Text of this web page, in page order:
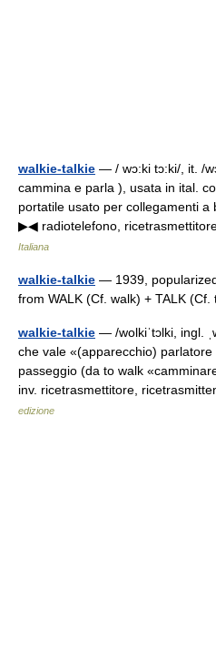
walkie-talkie — / wɔ:ki tɔ:ki/, it. /
cammina e parla ), usata in ital.
portatile usato per collegamenti a
▶◀ radiotelefono,
Italiana
walkie-talkie — 1939,
from WALK (Cf. walk) + TALK
walkie-talkie — /wolkiˈtɔlki, ingl.
che vale «(apparecchio)
passeggio (da to walk
inv. ricetrasmettitore,
edizione